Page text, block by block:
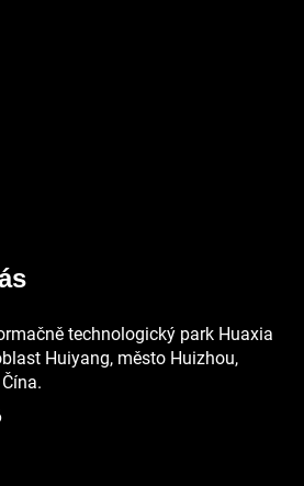
technologický park Huaxia
Huiyang, město Huizhou,